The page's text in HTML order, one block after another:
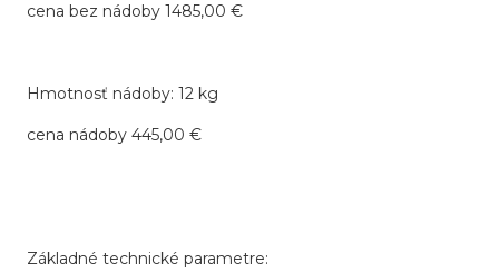
cena bez nádoby 1485,00 €
Hmotnosť nádoby: 12 kg
cena nádoby 445,00 €
Základné technické parametre: